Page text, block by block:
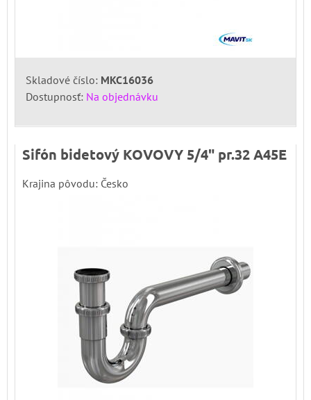
Skladové číslo: MKC16036
Dostupnosť: Na objednávku
Sifón bidetový KOVOVY 5/4" pr.32 A45E
Krajina pôvodu: Česko